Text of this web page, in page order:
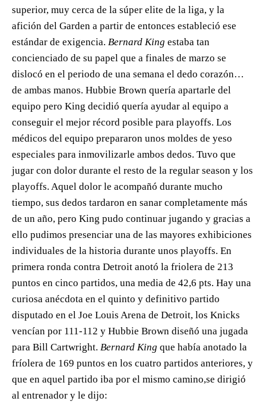
superior, muy cerca de la súper elite de la liga, y la
afición del Garden a partir de entonces estableció ese
estándar de exigencia. Bernard King estaba tan
concienciado de su papel que a finales de marzo se
dislocó en el periodo de una semana el dedo corazón…
de ambas manos. Hubbie Brown quería apartarle del
equipo pero King decidió quería ayudar al equipo a
conseguir el mejor récord posible para playoffs. Los
médicos del equipo prepararon unos moldes de yeso
especiales para inmovilizarle ambos dedos. Tuvo que
jugar con dolor durante el resto de la regular season y los
playoffs. Aquel dolor le acompañó durante mucho
tiempo, sus dedos tardaron en sanar completamente más
de un año, pero King pudo continuar jugando y gracias a
ello pudimos presenciar una de las mayores exhibiciones
individuales de la historia durante unos playoffs. En
primera ronda contra Detroit anotó la friolera de 213
puntos en cinco partidos, una media de 42,6 pts. Hay una
curiosa anécdota en el quinto y definitivo partido
disputado en el Joe Louis Arena de Detroit, los Knicks
vencían por 111-112 y Hubbie Brown diseñó una jugada
para Bill Cartwright. Bernard King que había anotado la
fríolera de 169 puntos en los cuatro partidos anteriores, y
que en aquel partido iba por el mismo camino,se dirigió
al entrenador y le dijo: